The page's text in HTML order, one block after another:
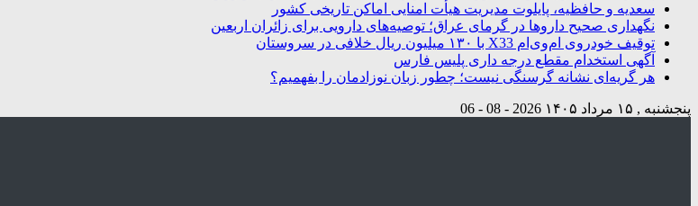
سعدیه و حافظیه، پایلوت مدیریت هیأت امنایی اماکن تاریخی کشور
نگهداری صحیح داروها در گرمای عراق؛ توصیه‌های دارویی برای زائران اربعین
توقیف خودروی ام‌وی‌ام X33 با ۱۳۰ میلیون ریال خلافی در سروستان
آگهی استخدام مقطع درجه داری پلیس فارس
هر گریه‌ای نشانه گرسنگی نیست؛ چطور زبان نوزادمان را بفهمیم؟
پنجشنبه , ۱۵ مرداد ۱۴۰۵ 2026 - 08 - 06